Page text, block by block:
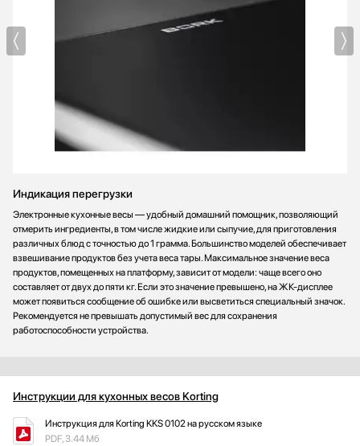
Индикация перегрузки
Электронные кухонные весы — удобный домашний помощник, позволяющий
отмерить ингредиенты, в том числе жидкие или сыпучие, для приготовления
различных блюд с точностью до 1 грамма. Большинство моделей обеспечивает
взвешивание продуктов без учета веса тары. Максимальное значение веса
продуктов, помещенных на платформу, зависит от модели: чаще всего оно
составляет от двух до пяти кг. Если это значение превышено, на ЖК-дисплее
может появиться сообщение об ошибке или высветиться специальный значок.
Рекомендуется не превышать допустимый вес для сохранения
работоспособности устройства.
Инструкции для кухонных весов Korting
Инструкция для Korting KKS 0102 на русском языке
PDF, 3.44 Мб